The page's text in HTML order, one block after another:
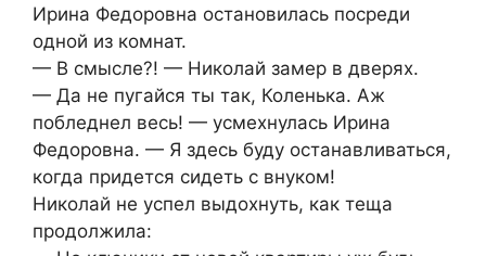
Ирина Федоровна остановилась посреди
одной из комнат.
— В смысле?! — Николай замер в дверях.
— Да не пугайся ты так, Коленька. Аж
побледнел весь! — усмехнулась Ирина
Федоровна. — Я здесь буду останавливаться,
когда придется сидеть с внуком!
Николай не успел выдохнуть, как теща
продолжила: